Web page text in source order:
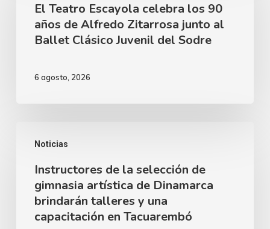
nuestra
ciudad
Escayola
celebra
Zitarrosa
junto
Ballet
Clásico
El Teatro Escayola celebra los 90
años de Alfredo Zitarrosa junto al
Ballet Clásico Juvenil del Sodre
6 agosto, 2026
Noticias
selección
Instructores de la selección de
gimnasia artística de Dinamarca
brindarán talleres y una
capacitación en Tacuarembó